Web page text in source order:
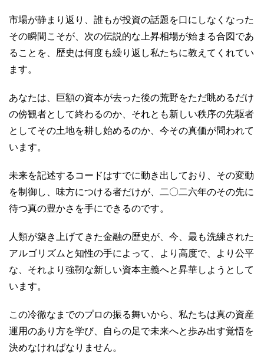
市場が静まり返り、誰もが投資の話題を口にしなくなった
その瞬間こそが、次の伝説的な上昇相場が始まる合図であ
ることを、歴史は何度も繰り返し私たちに教えてくれてい
ます。
あなたは、巨額の資本が去った後の荒野をただ眺めるだけ
の傍観者として終わるのか、それとも新しい秩序の先駆者
としてその土地を耕し始めるのか、今その真価が問われて
います。
未来を記述するコードはすでに動き出しており、その変動
を制御し、味方につける者だけが、二〇二六年のその先に
待つ真の豊かさを手にできるのです。
人類が築き上げてきた金融の歴史が、今、最も洗練された
アルゴリズムと知性の手によって、より高度で、より公平
な、それより強靭な新しい資本主義へと昇華しようとして
います。
この冷徹なまでのプロの振る舞いから、私たちは真の資産
運用のあり方を学び、自らの足で未来へと歩み出す覚悟を
決めなければなりません。